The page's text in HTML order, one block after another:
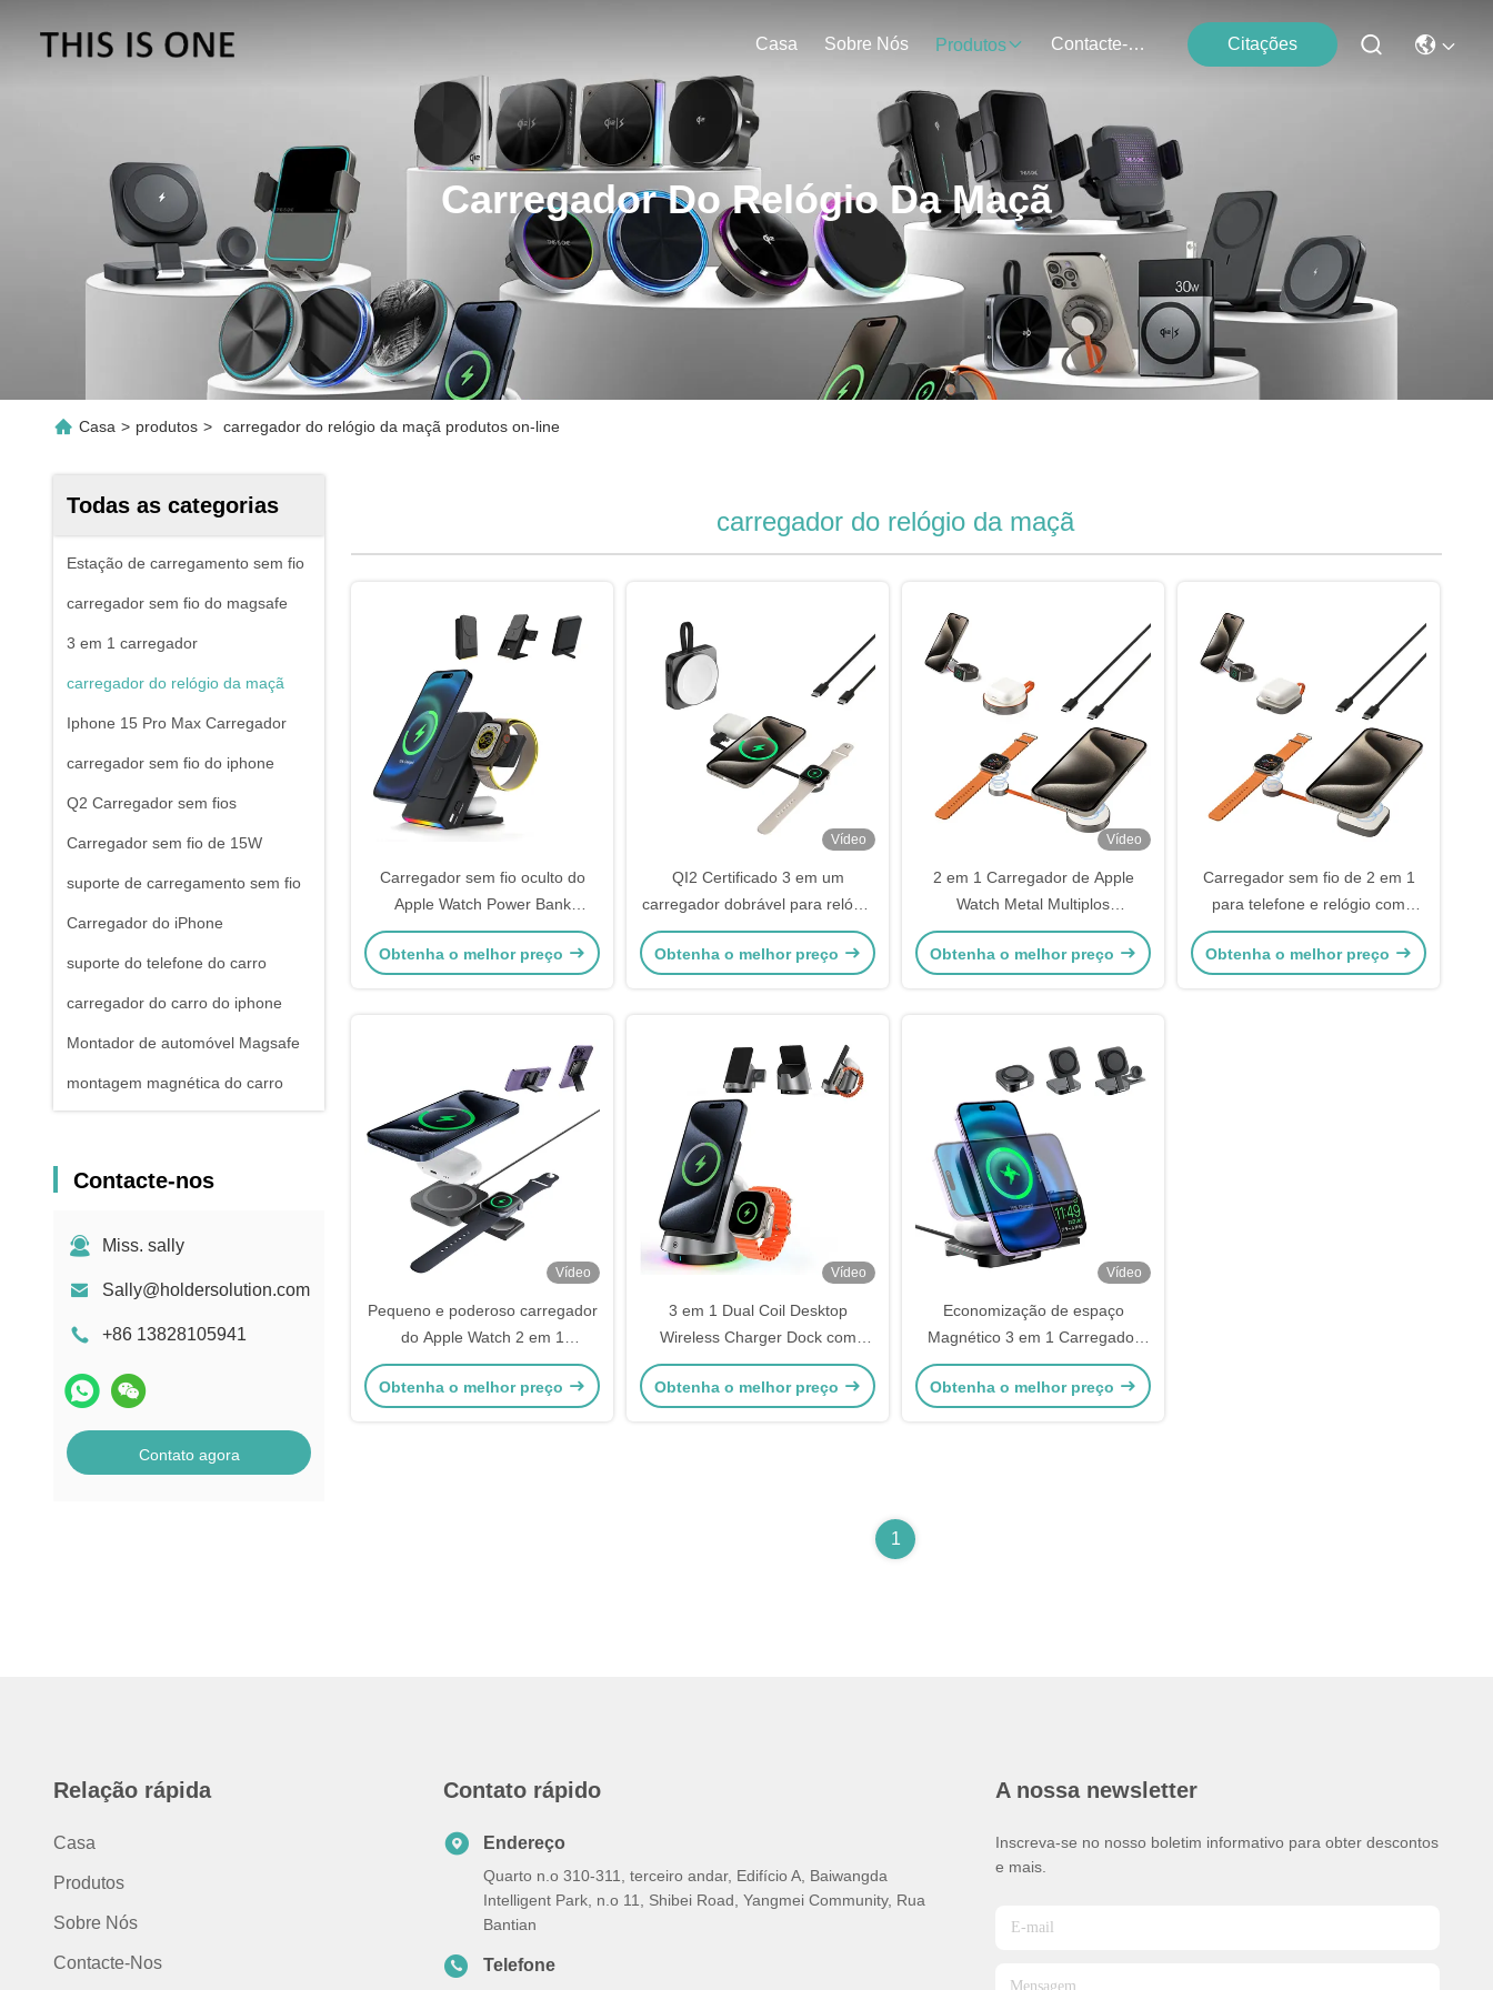
Casa Sobre Nós Produtos Contacte-Nos Citações
Carregador Do Relógio Da Maçã
Casa > produtos > carregador do relógio da maçã produtos on-line
Todas as categorias
Estação de carregamento sem fio
carregador sem fio do magsafe
3 em 1 carregador
carregador do relógio da maçã
Iphone 15 Pro Max Carregador
carregador sem fio do iphone
Q2 Carregador sem fios
Carregador sem fio de 15W
suporte de carregamento sem fio
Carregador do iPhone
suporte do telefone do carro
carregador do carro do iphone
Montador de automóvel Magsafe
montagem magnética do carro
Contacte-nos
Miss. sally
Sally@holdersolution.com
+86 13828105941
Contato agora
carregador do relógio da maçã
Carregador sem fio oculto do
Apple Watch Power Bank
Carregador do iPhone Watch
Obtenha o melhor preço
Vídeo
QI2 Certificado 3 em um
carregador dobrável para relógio
iPhone e fones de ouvido
Obtenha o melhor preço
Vídeo
2 em 1 Carregador de Apple
Watch Metal Multiplos
dispositivos Carregador de
viagem sem fio
Obtenha o melhor preço
Carregador sem fio de 2 em 1
para telefone e relógio com
vários cenários de uso
Obtenha o melhor preço
Vídeo
Pequeno e poderoso carregador
do Apple Watch 2 em 1
Carregador Magsafe dobrável
Obtenha o melhor preço
Vídeo
3 em 1 Dual Coil Desktop
Wireless Charger Dock com
efeito de luz RGB
Obtenha o melhor preço
Vídeo
Economização de espaço
Magnético 3 em 1 Carregador
sem fio Ângulo ajustável Para
Iwatch
Obtenha o melhor preço
1
Relação rápida
Casa
Produtos
Sobre Nós
Contacte-Nos
Contato rápido
Endereço
Quarto n.o 310-311, terceiro andar, Edifício A, Baiwangda
Intelligent Park, n.o 11, Shibei Road, Yangmei Community, Rua
Bantian
Telefone
A nossa newsletter
Inscreva-se no nosso boletim informativo para obter descontos
e mais.